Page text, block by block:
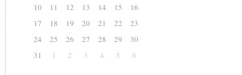
10
11 12 13 14 15
16
17
18 19 20 21 22
23
24
25 26 27 28 29
30
31
1 2 3 4 5 6